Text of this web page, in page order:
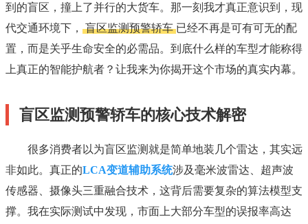
到的盲区，撞上了并行的大货车。那一刻我才真正意识到，现
代交通环境下，
盲区监测预警轿车 已经不再是可有可无的配
置，而是关乎生命安全的必需品。到底什么样的车型才能称得
上真正的智能护航者？让我来为你揭开这个市场的真实内幕。
盲区监测预警轿车的核心技术解密
很多消费者以为盲区监测就是简单地装几个雷达，其实远
非如此。真正的LCA变道辅助系统涉及毫米波雷达、超声波
传感器、摄像头三重融合技术，这背后需要复杂的算法模型支
撑。我在实际测试中发现，市面上大部分车型的误报率高达